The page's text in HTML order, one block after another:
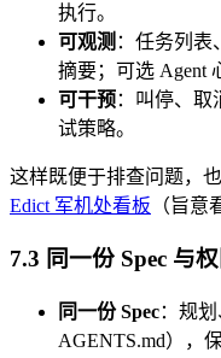
执行。
可观测 ：任务列表
摘要；可选 Agent
可干预：叫停、取
试策略。
这样既便于排查问题，
Edict 军机处看板 （旨意
7.3 同一份 Spec 与
同一份 Spec：规
AGENTS.md），